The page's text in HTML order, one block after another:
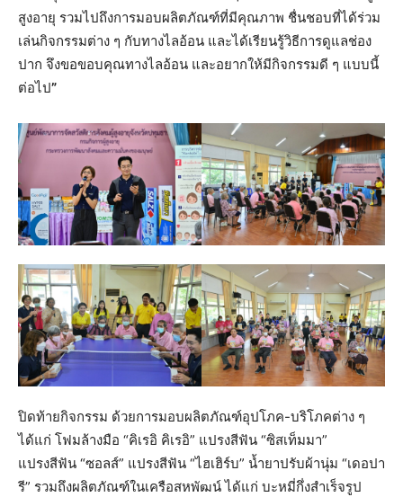
สูงอายุ รวมไปถึงการมอบผลิตภัณฑ์ที่มีคุณภาพ ชื่นชอบที่ได้ร่วม
เล่นกิจกรรมต่าง ๆ กับทางไลอ้อน และได้เรียนรู้วิธีการดูแลช่อง
ปาก จึงขอขอบคุณทางไลอ้อน และอยากให้มีกิจกรรมดี ๆ แบบนี้
ต่อไป”
ปิดท้ายกิจกรรม ด้วยการมอบผลิตภัณฑ์อุปโภค-บริโภคต่าง ๆ
ได้แก่ โฟมล้างมือ “คิเรอิ คิเรอิ” แปรงสีฟัน “ซิสเท็มมา”
แปรงสีฟัน “ซอลส์” แปรงสีฟัน “ไฮเฮิร์บ” น้ำยาปรับผ้านุ่ม “เดอปา
รี” รวมถึงผลิตภัณฑ์ในเครือสหพัฒน์ ได้แก่ บะหมี่กึ่งสำเร็จรูป